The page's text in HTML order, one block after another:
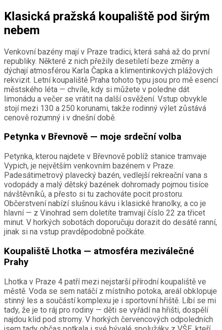
Klasická pražská koupaliště pod širým
nebem
Venkovní bazény mají v Praze tradici, která sahá až do první
republiky. Některé z nich přežily desetiletí beze změny a
dýchají atmosférou Karla Čapka a klimentinkových plážových
rekvizit. Letní koupaliště Praha tohoto typu jsou pro mě esencí
městského léta — chvíle, kdy si můžete v poledne dát
limonádu a večer se vrátit na další osvěžení. Vstup obvykle
stojí mezi 130 a 250 korunami, takže rodinný výlet zůstává
cenově rozumný i v dnešní době.
Petynka v Břevnově — moje srdeční volba
Petynka, kterou najdete v Břevnově poblíž stanice tramvaje
Vypich, je největším venkovním bazénem v Praze.
Padesátimetrový plavecký bazén, vedlejší rekreační vana s
vodopády a malý dětský bazének dohromady pojmou tisíce
návštěvníků, a přesto si tu zachováte pocit prostoru.
Občerstvení nabízí slušnou kávu i klasické hranolky, a co je
hlavní — z Vinohrad sem doletíte tramvají číslo 22 za třicet
minut. V horkých sobotách doporučuju dorazit do desáté ranní,
jinak si na vstup pravděpodobně počkáte.
Koupaliště Lhotka — atmosféra meziválečné
Prahy
Lhotka v Praze 4 patří mezi nejstarší přírodní koupaliště ve
městě. Voda se sem natáčí z místního potoka, areál obklopuje
stinný les a součástí komplexu je i sportovní hřiště. Líbí se mi
tady, že je to ráj pro rodiny — děti se vyřádí na hřišti, dospělí
najdou klid pod stromy. V horkých červencových odpoledních